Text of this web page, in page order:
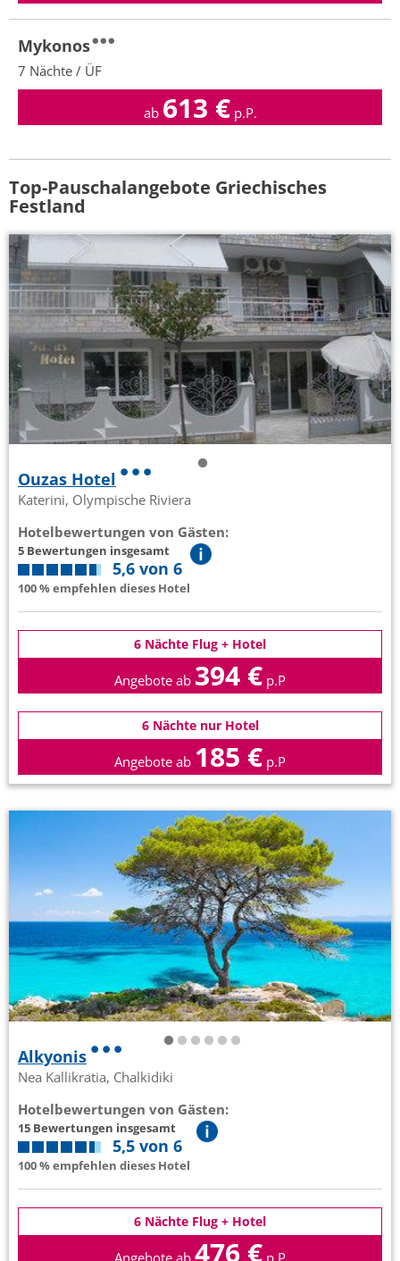
Mykonos
7 Nächte / ÜF
ab 613 € p.P.
Top-Pauschalangebote Griechisches
Festland
Ouzas Hotel
Katerini, Olympische Riviera
Hotelbewertungen von Gästen:
5 Bewertungen insgesamt
5,6 von 6
100 % empfehlen dieses Hotel
6 Nächte Flug + Hotel
Angebote ab 394 € p.P
6 Nächte nur Hotel
Angebote ab 185 € p.P
Alkyonis
Nea Kallikratia, Chalkidiki
Hotelbewertungen von Gästen:
15 Bewertungen insgesamt
5,5 von 6
100 % empfehlen dieses Hotel
6 Nächte Flug + Hotel
Angebote ab 476 € p.P